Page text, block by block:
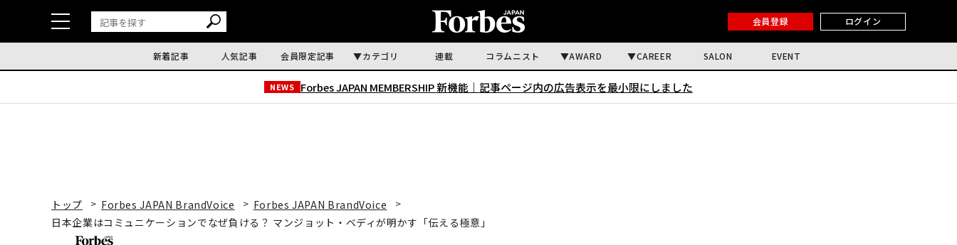
会員登録 ログイン
新着記事 人気記事 会員限定記事 カテゴリ 連載 コラムニスト AWARD CAREER SALON EVENT
NEWS Forbes JAPAN MEMBERSHIP 新機能｜ 記事ページ内の広告表示を最小限にしました
トップ Forbes JAPAN BrandVoice
Forbes JAPAN BrandVoice
日本企業はコミュニケーションでなぜ負ける？ マンジョット・ベディが明かす「伝える極意」